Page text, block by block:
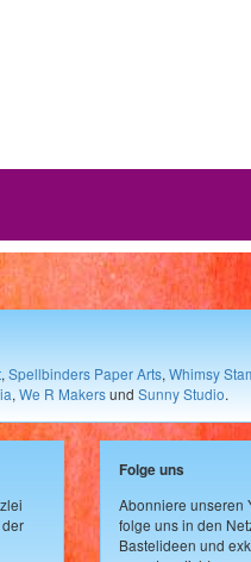
, Spellbinders Paper Arts, Whimsy
, We R Makersund Sunny Studio.
Folge uns
Abonniere unseren
folge uns in den
Bastelideen und